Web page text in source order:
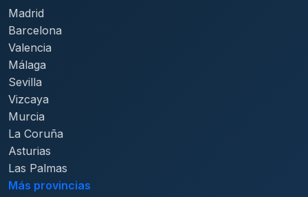
Madrid
Barcelona
Valencia
Málaga
Sevilla
Vizcaya
Murcia
La Coruña
Asturias
Las Palmas
Más provincias